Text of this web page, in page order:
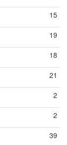
15
19
18
21
2
2
39